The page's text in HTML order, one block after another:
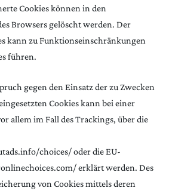
Cookies können in den
Browsers gelöscht werden. Der
kann zu Funktionseinschränkungen
führen.
gegen den Einsatz der zu Zwecken
Cookies kann bei einer
allem im Fall des Trackings, über die
choices/oder die EU-
erklärt werden. Des
von Cookies mittels deren